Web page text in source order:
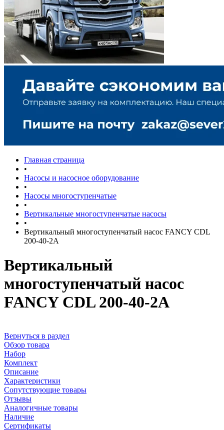
Главная страница
•
Насосы и насосное оборудование
•
Насосы многоступенчатые
•
Вертикальные многоступенчатые насосы
•
Вертикальный многоступенчатый насос FANCY CDL
200-40-2A
Вертикальный
многоступенчатый насос
FANCY CDL 200-40-2A
Вернуться в раздел
Обзор товара
Набор
Комплект
Описание
Характеристики
Сопутствующие товары
Отзывы
Аналогичные товары
Наличие
Сертификаты